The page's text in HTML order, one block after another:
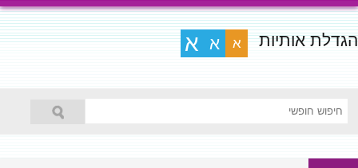
הגדלת אותיות א א א